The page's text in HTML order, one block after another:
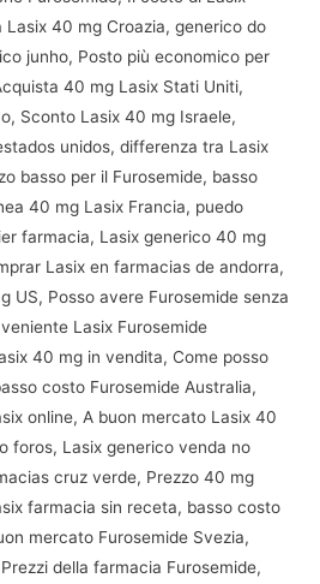
Lasix 40 mg Croazia, generico do
junho, Posto più economico per
40 mg Lasix Stati Uniti,
Sconto Lasix 40 mg Israele,
unidos, differenza tra Lasix
basso per il Furosemide, basso
40 mg Lasix Francia, puedo
farmacia, Lasix generico 40 mg
Lasix en farmacias de andorra,
US, Posso avere Furosemide senza
Lasix Furosemide
40 mg in vendita, Come posso
costo Furosemide Australia,
online, A buon mercato Lasix 40
foros, Lasix generico venda no
cruz verde, Prezzo 40 mg
farmacia sin receta, basso costo
mercato Furosemide Svezia,
della farmacia Furosemide,